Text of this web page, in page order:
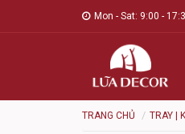
Mon - Sat: 9:00 -
TRANG CHỦ TRAY |